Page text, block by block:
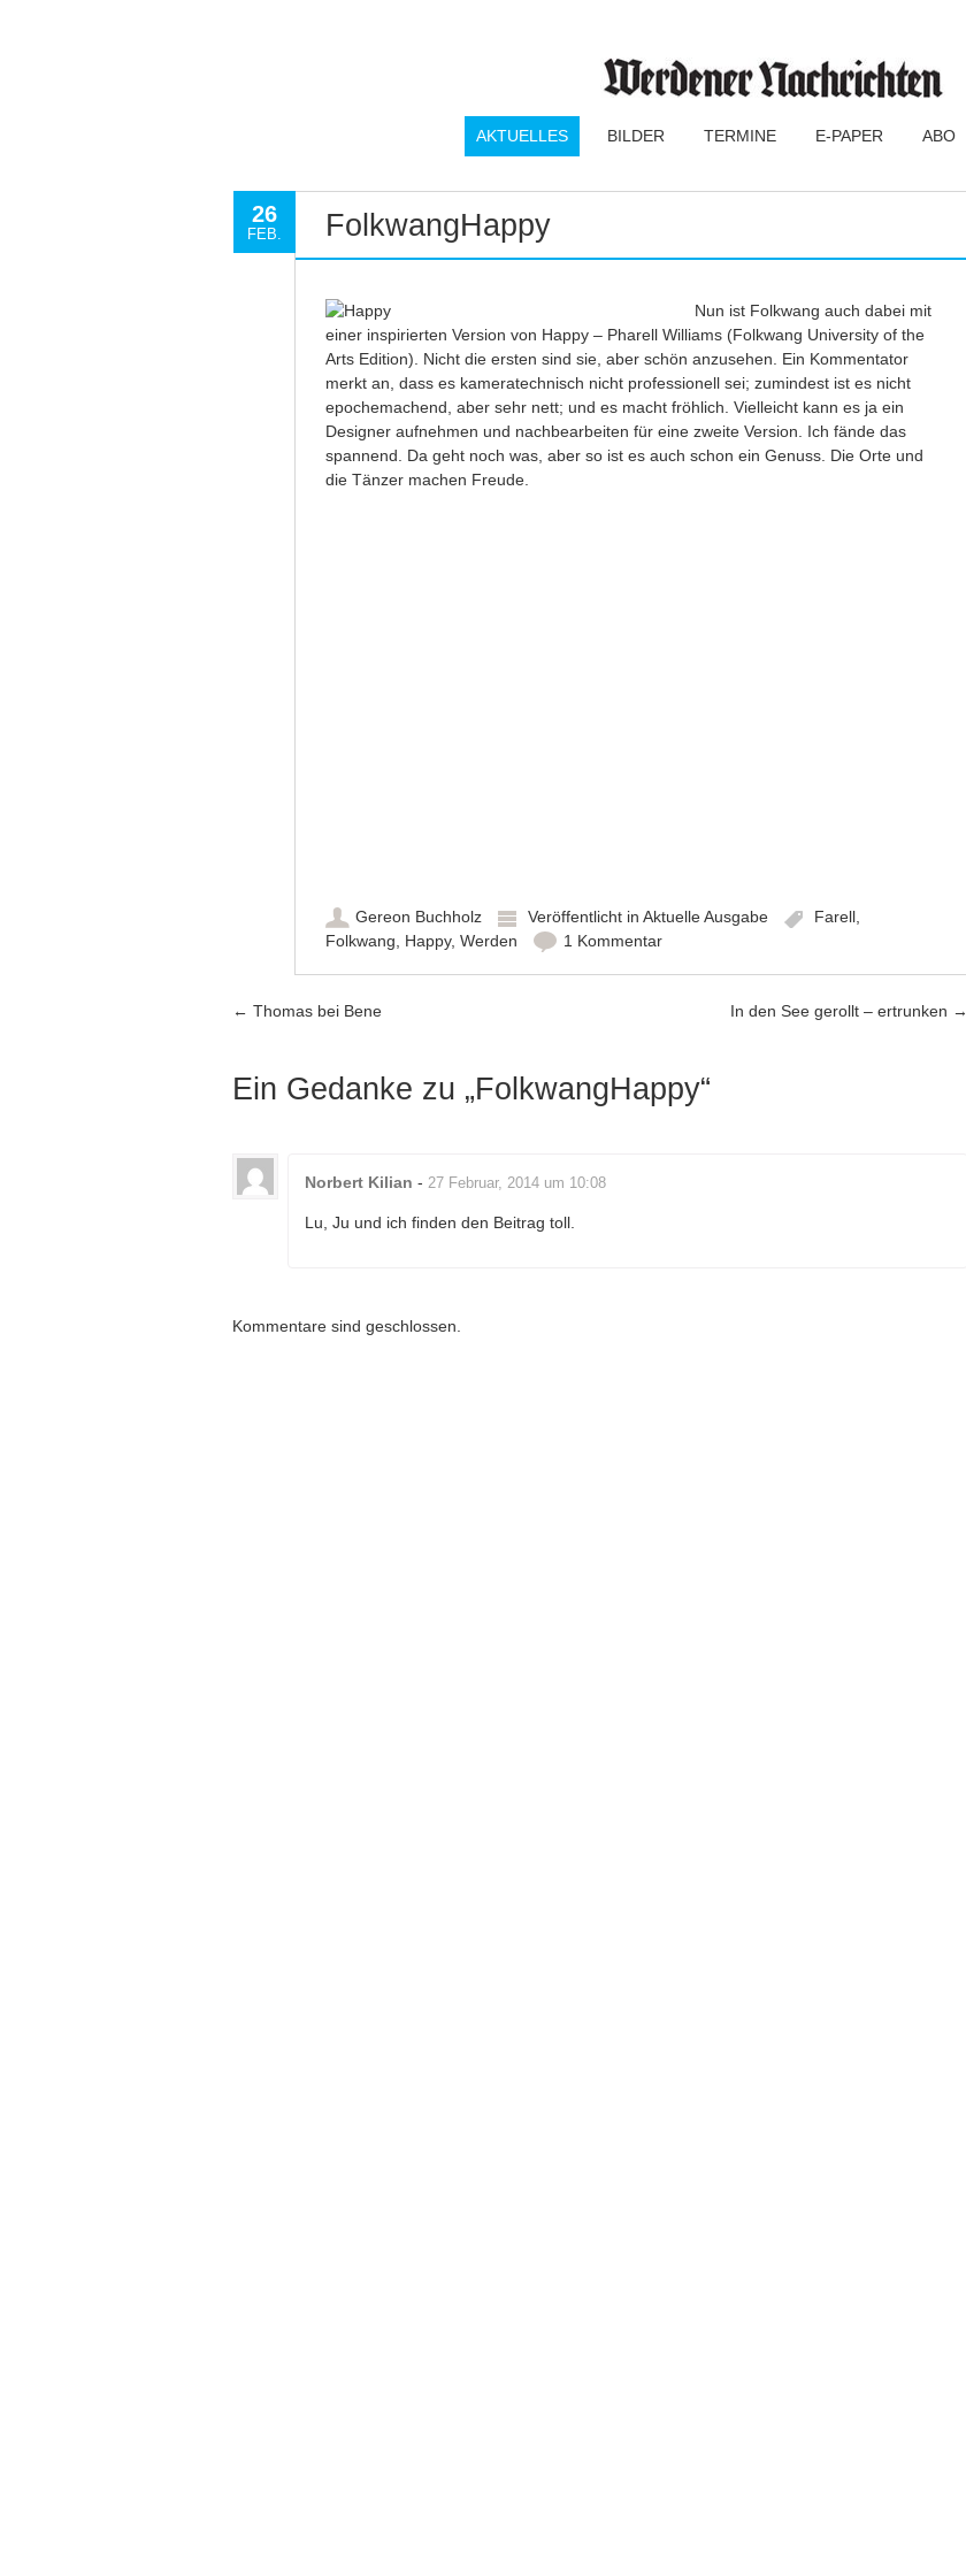
AKTUELLES BILDER TERMINE E-PAPER ABO
26
FEB. FolkwangHappy
Nun ist Folkwang auch dabei mit
einer inspirierten Version von Happy – Pharell Williams (Folkwang University of the
Arts Edition). Nicht die ersten sind sie, aber schön anzusehen. Ein Kommentator
merkt an, dass es kameratechnisch nicht professionell sei; zumindest ist es nicht
epochemachend, aber sehr nett; und es macht fröhlich. Vielleicht kann es ja ein
Designer aufnehmen und nachbearbeiten für eine zweite Version. Ich fände das
spannend. Da geht noch was, aber so ist es auch schon ein Genuss. Die Orte und
die Tänzer machen Freude.
Gereon Buchholz Veröffentlicht in Aktuelle Ausgabe Farell,
Folkwang
Happy, Werden 1 Kommentar
Artikel-Navigation
← Thomas bei Bene In den See gerollt – ertrunken →
Ein Gedanke zu „FolkwangHappy“
Norbert Kilian - 27 Februar, 2014 um 10:08
Lu, Ju und ich finden den Beitrag toll.
Kommentare sind geschlossen.